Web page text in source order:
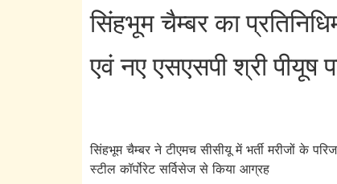
सिंहभूम चैम्बर का
एवं नए एसएसपी श्री पीयूष
सिंहभूम चैम्बर ने टीएमच सीसीयू में भर्ती मरीजों के
स्टील कॉर्पोरेट सर्विसेज से किया आग्रह